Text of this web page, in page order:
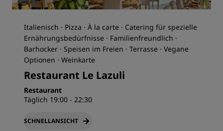
Italienisch · Pizza · À la carte · Catering für spezielle
Ernährungsbedürfnisse · Familienfreundlich ·
Barhocker · Speisen im Freien · Terrasse · Vegane
Optionen · Weinkarte
Restaurant Le Lazuli
Restaurant
Täglich 19:00 - 22:30
SCHNELLANSICHT